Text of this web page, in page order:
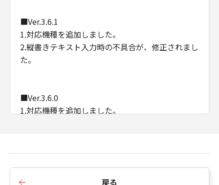
■Ver.3.6.1
1.対応機種を追加しました。
2.縦書きテキスト入力時の不具合が、修正されまし
た。
■Ver.3.6.0
1.対応機種を追加しました。
戻る